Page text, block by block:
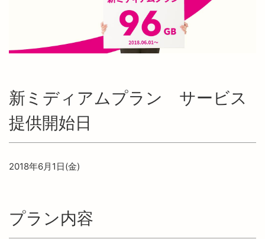
新ミディアムプラン サービス
提供開始日
2018年6月1日(金)
プラン内容